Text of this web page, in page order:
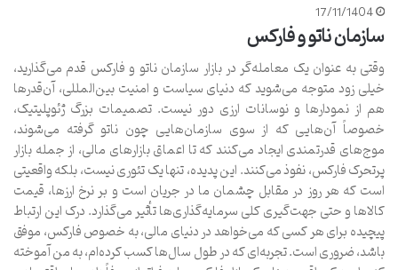
17/11/1404
سازمان ناتو و فارکس
وقتی به عنوان یک معامله‌گر در بازار سازمان ناتو و فارکس قدم می‌گذارید،
خیلی زود متوجه می‌شوید که دنیای سیاست و امنیت بین‌المللی، آن‌قدرها
هم از نمودارها و نوسانات ارزی دور نیست. تصمیمات بزرگ ژئوپلیتیک،
خصوصاً آن‌هایی که از سوی سازمان‌هایی چون ناتو گرفته می‌شوند،
موج‌های قدرتمندی ایجاد می‌کنند که تا اعماق بازارهای مالی، از جمله بازار
پرتحرک فارکس، نفوذ می‌کنند. این پدیده، تنها یک تئوری نیست، بلکه واقعیتی
است که هر روز در مقابل چشمان ما در جریان است و بر نرخ ارزها، قیمت
کالاها و حتی جهت‌گیری کلی سرمایه‌گذاری‌ها تأثیر می‌گذارد. درک این ارتباط
پیچیده برای هر کسی که می‌خواهد در دنیای مالی، به خصوص فارکس، موفق
باشد، ضروری است. تجربه‌ای که در طول سال‌ها کسب کرده‌ام، به من آموخته